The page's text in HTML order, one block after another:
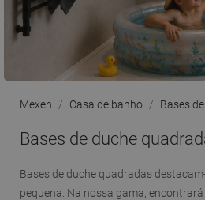
Mexen Casa de banho Bases
Bases de duche
Bases de duche quadradas
pequena. Na nossa gama,